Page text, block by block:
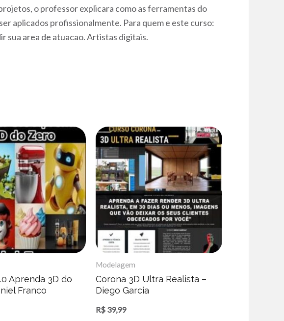
o professor explicara como as ferramentas do
aplicados profissionalmente. Para quem e este curso:
sua area de atuacao. Artistas digitais.
Aprenda 3D do
Franco
Modelagem
Corona 3D Ultra Realista –
Diego Garcia
R$ 39,99